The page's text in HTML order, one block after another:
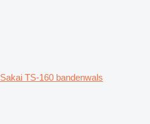
Sakai TS-160 bandenwals